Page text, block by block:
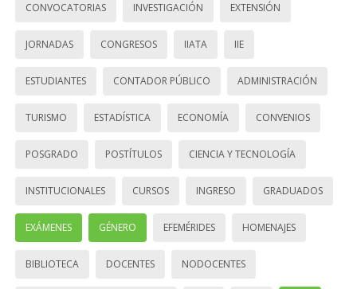
CONVOCATORIAS INVESTIGACIÓN EXTENSIÓN
JORNADAS CONGRESOS IIATA IIE
ESTUDIANTES CONTADOR PÚBLICO ADMINISTRACIÓN
TURISMO ESTADÍSTICA ECONOMÍA CONVENIOS
POSGRADO POSTÍTULOS CIENCIA Y TECNOLOGÍA
INSTITUCIONALES CURSOS INGRESO GRADUADOS
EXÁMENES GÉNERO EFEMÉRIDES HOMENAJES
BIBLIOTECA DOCENTES NODOCENTES